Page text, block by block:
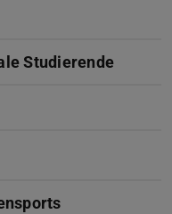
Studierende